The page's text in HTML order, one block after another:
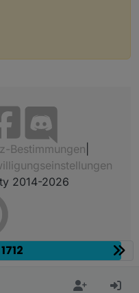
Bestimmungen
2014-2026